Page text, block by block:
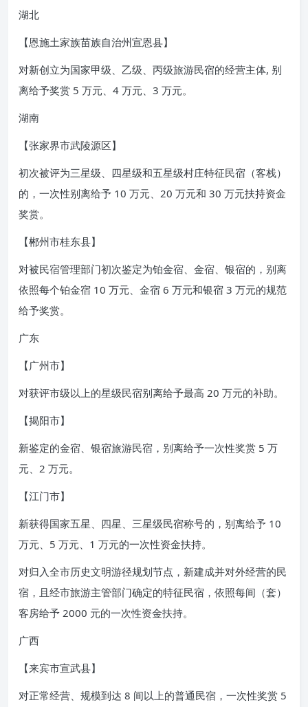
湖北
【恩施土家族苗族自治州宣恩县】
对新创立为国家甲级、乙级、丙级旅游民宿的经营主体, 别
离给予奖赏 5 万元、4 万元、3 万元。
湖南
【张家界市武陵源区】
初次被评为三星级、四星级和五星级村庄特征民宿（客栈）
的，一次性别离给予 10 万元、20 万元和 30 万元扶持资金
奖赏。
【郴州市桂东县】
对被民宿管理部门初次鉴定为铂金宿、金宿、银宿的，别离
依照每个铂金宿 10 万元、金宿 6 万元和银宿 3 万元的规范
给予奖赏。
广东
【广州市】
对获评市级以上的星级民宿别离给予最高 20 万元的补助。
【揭阳市】
新鉴定的金宿、银宿旅游民宿，别离给予一次性奖赏 5 万
元、2 万元。
【江门市】
新获得国家五星、四星、三星级民宿称号的，别离给予 10
万元、5 万元、1 万元的一次性资金扶持。
对归入全市历史文明游径规划节点，新建成并对外经营的民
宿，且经市旅游主管部门确定的特征民宿，依照每间（套）
客房给予 2000 元的一次性资金扶持。
广西
【来宾市宣武县】
对正常经营、规模到达 8 间以上的普通民宿，一次性奖赏 5